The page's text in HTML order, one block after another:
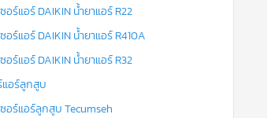
อร์แอร์ DAIKIN น้ำยาแอร์ R22
อร์แอร์ DAIKIN น้ำยาแอร์ R410A
อร์แอร์ DAIKIN น้ำยาแอร์ R32
แอร์ลูกสูบ
อร์แอร์ลูกสูบ Tecumseh